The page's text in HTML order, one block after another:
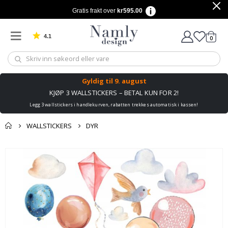
Gratis frakt over kr595.00
4.1 Basert på 1029 stemmer 0varer
Gyldig til 9. august
KJØP 3 WALLSTICKERS – BETAL KUN FOR 2!
Legg 3 wallstickers i handlekurven, rabatten trekkes automatisk i kassen!
WALLSTICKERS DYR
Andre kjøpte
produkter
bildegalleri